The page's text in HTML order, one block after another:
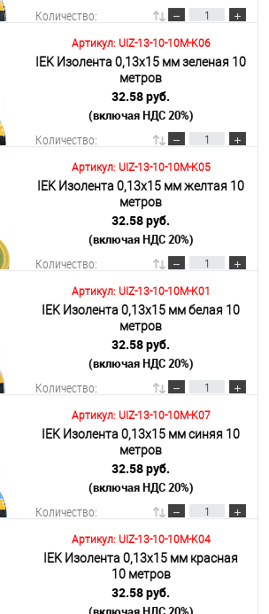
Количество:
В корзину
Подробнее
Артикул: UIZ-13-10-10M-K06
IEK Изолента 0,13х15 мм зеленая 10
метров
32.58 руб.
(включая НДС 20%)
Количество:
В корзину
Подробнее
Артикул: UIZ-13-10-10M-K05
IEK Изолента 0,13х15 мм желтая 10
метров
32.58 руб.
(включая НДС 20%)
Количество:
В корзину
Подробнее
Артикул: UIZ-13-10-10M-K01
IEK Изолента 0,13х15 мм белая 10
метров
32.58 руб.
(включая НДС 20%)
Количество:
В корзину
Подробнее
Артикул: UIZ-13-10-10M-K07
IEK Изолента 0,13х15 мм синяя 10
метров
32.58 руб.
(включая НДС 20%)
Количество:
В корзину
Подробнее
Артикул: UIZ-13-10-10M-K04
IEK Изолента 0,13х15 мм красная
10 метров
32.58 руб.